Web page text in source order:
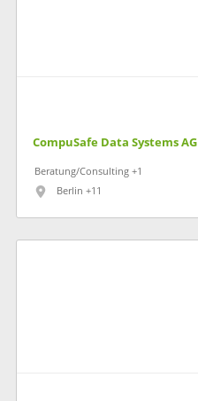
CompuSafe Data Systems AG
Beratung/Consulting +1
Berlin +11